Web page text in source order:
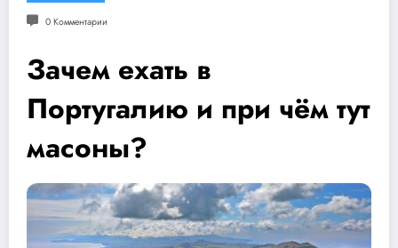
0 Комментарии
Зачем ехать в
Португалию и при чём тут
масоны?